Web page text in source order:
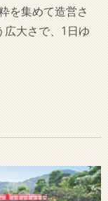
を集めて造営さ
大さで、1日ゆ